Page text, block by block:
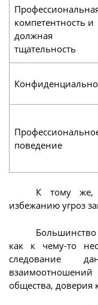
компетентность и
должная
тщательность
поведение
К тому же,
избежанию угроз
как к чему-то
следование
взаимоотношений
общества, доверия